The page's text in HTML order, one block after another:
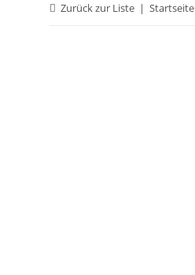
Zurück zur Liste Startseite